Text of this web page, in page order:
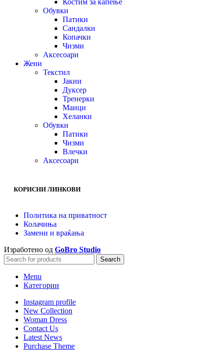
Обувки
Патики
Сандалки
Копачки
Чизми
Аксесоари
Жени
Текстил
Јакни
Дуксер
Тренерки
Маици
Хеланки
Обувки
Патики
Чизми
Влечки
Аксесоари
КОРИСНИ ЛИНКОВИ
Политика на приватност
Колачиња
Замени и враќања
Изработено од GoBro Studio
Search
Menu
Категории
Instagram profile
New Collection
Woman Dress
Contact Us
Latest News
Purchase Theme